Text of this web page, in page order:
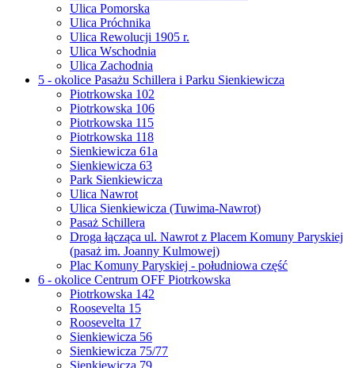
Ulica Pomorska
Ulica Próchnika
Ulica Rewolucji 1905 r.
Ulica Wschodnia
Ulica Zachodnia
5 - okolice Pasażu Schillera i Parku Sienkiewicza
Piotrkowska 102
Piotrkowska 106
Piotrkowska 115
Piotrkowska 118
Sienkiewicza 61a
Sienkiewicza 63
Park Sienkiewicza
Ulica Nawrot
Ulica Sienkiewicza (Tuwima-Nawrot)
Pasaż Schillera
Droga łącząca ul. Nawrot z Placem Komuny Paryskiej
(pasaż im. Joanny Kulmowej)
Plac Komuny Paryskiej - południowa część
6 - okolice Centrum OFF Piotrkowska
Piotrkowska 142
Roosevelta 15
Roosevelta 17
Sienkiewicza 56
Sienkiewicza 75/77
Sienkiewicza 79